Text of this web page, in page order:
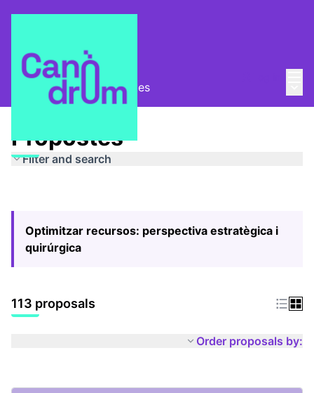
Pla Estratègic Propostes
Propostes
Filter and search
Optimitzar recursos: perspectiva estratègica i
quirúrgica
113 proposals
Order proposals by: